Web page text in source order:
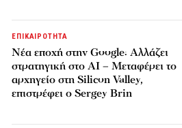
ΕΠΙΚΑΙΡΟΤΗΤΑ
Νέα εποχή στην Google: Αλλάζει
στρατηγική στο AI – Μεταφέρει το
αρχηγείο στη Silicon Valley,
επιστρέφει ο Sergey Brin